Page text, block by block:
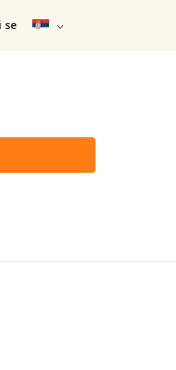
se